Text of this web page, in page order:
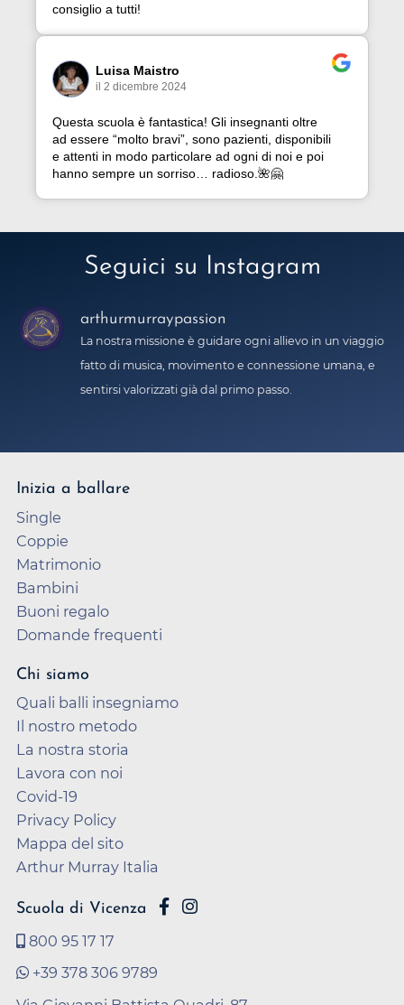
consiglio a tutti!
Luisa Maistro
il 2 dicembre 2024
Questa scuola è fantastica! Gli insegnanti oltre
ad essere “molto bravi”, sono pazienti, disponibili
e attenti in modo particolare ad ogni di noi e poi
hanno sempre un sorriso… radioso.🌺🤗
Seguici su Instagram
arthurmurraypassion
La nostra missione è guidare ogni allievo in un viaggio
fatto di musica, movimento e connessione umana, e
sentirsi valorizzati già dal primo passo.
Inizia a ballare
Single
Coppie
Matrimonio
Bambini
Buoni regalo
Domande frequenti
Chi siamo
Quali balli insegniamo
Il nostro metodo
La nostra storia
Lavora con noi
Covid-19
Privacy Policy
Mappa del sito
Arthur Murray Italia
Scuola di Vicenza
800 95 17 17
+39 378 306 9789